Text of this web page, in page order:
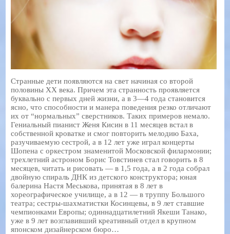
Странные дети появляются на свет начиная со второй
половины XX века. Причем эта странность проявляется
буквально с первых дней жизни, а в 3—4 года становится
ясно, что способности и манера поведения резко отличают
их от “нормальных” сверстников. Таких примеров немало.
Гениальный пианист Женя Кисин в 11 месяцев встал в
собственной кроватке и смог повторить мелодию Баха,
разучиваемую сестрой, а в 12 лет уже играл концерты
Шопена с оркестром знаменитой Московской филармонии;
трехлетний астроном Борис Товстинев стал говорить в 8
месяцев, читать и рисовать — в 1,5 года, а в 2 года собрал
двойную спираль ДНК из детского конструктора; юная
балерина Настя Меськова, принятая в 8 лет в
хореографическое училище, а в 12 — в труппу Большого
театра; сестры-шахматистки Косинцевы, в 9 лет ставшие
чемпионками Европы; одиннадцатилетний Якеши Танако,
уже в 9 лет возглавивший креативный отдел в крупном
японском дизайнерском бюро…